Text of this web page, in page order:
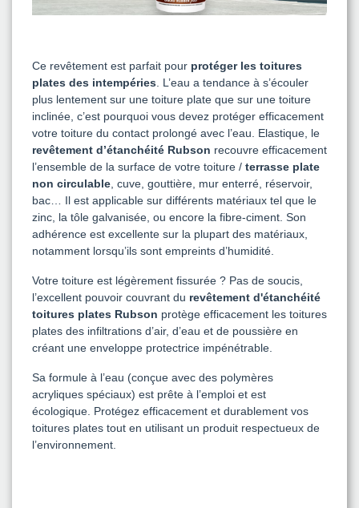
Ce revêtement est parfait pour protéger les toitures
plates des intempéries. L’eau a tendance à s’écouler
plus lentement sur une toiture plate que sur une toiture
inclinée, c’est pourquoi vous devez protéger efficacement
votre toiture du contact prolongé avec l’eau. Elastique, le
revêtement d’étanchéité Rubson recouvre efficacement
l’ensemble de la surface de votre toiture / terrasse plate
non circulable, cuve, gouttière, mur enterré, réservoir,
bac… Il est applicable sur différents matériaux tel que le
zinc, la tôle galvanisée, ou encore la fibre-ciment. Son
adhérence est excellente sur la plupart des matériaux,
notamment lorsqu’ils sont empreints d’humidité.
Votre toiture est légèrement fissurée ? Pas de soucis,
l’excellent pouvoir couvrant du revêtement d'étanchéité
toitures plates Rubson protège efficacement les toitures
plates des infiltrations d’air, d’eau et de poussière en
créant une enveloppe protectrice impénétrable.
Sa formule à l’eau (conçue avec des polymères
acryliques spéciaux) est prête à l’emploi et est
écologique. Protégez efficacement et durablement vos
toitures plates tout en utilisant un produit respectueux de
l’environnement.